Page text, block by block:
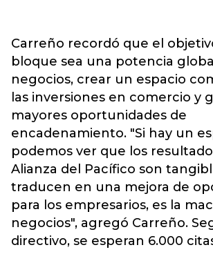
Carreño recordó que el
bloque sea una potencia
negocios, crear un espacio
las inversiones en comercio y
mayores oportunidades de
encadenamiento. "Si hay un
podemos ver que los
Alianza del Pacífico son
traducen en una mejora de
para los empresarios, es la
negocios", agregó Carreño.
directivo, se esperan 6.000